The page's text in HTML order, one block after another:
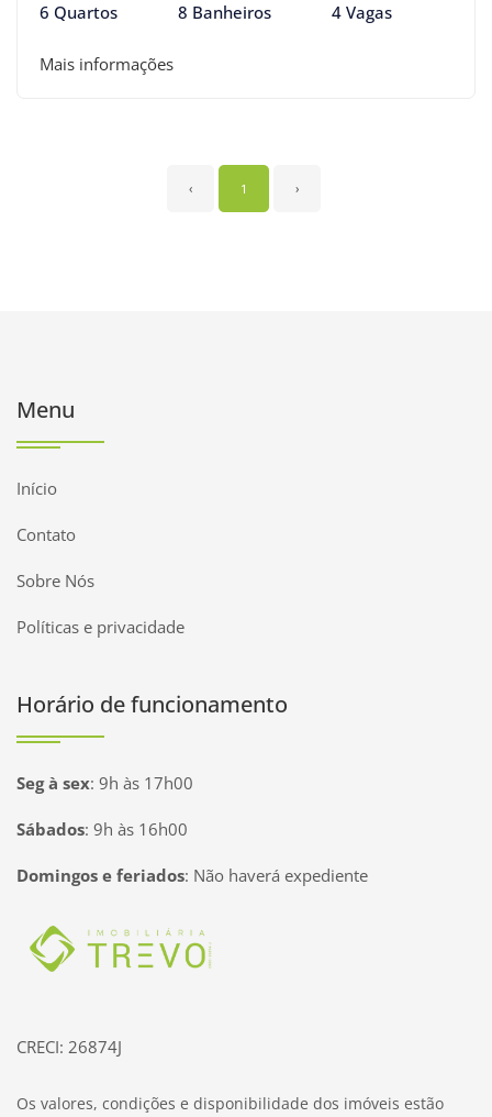
6 Quartos 8 Banheiros 4 Vagas
Mais informações
‹ 1 ›
Menu
Início
Contato
Sobre Nós
Políticas e privacidade
Horário de funcionamento
Seg à sex: 9h às 17h00
Sábados: 9h às 16h00
Domingos e feriados: Não haverá expediente
Página inicial
CRECI: 26874J
Os valores, condições e disponibilidade dos imóveis estão